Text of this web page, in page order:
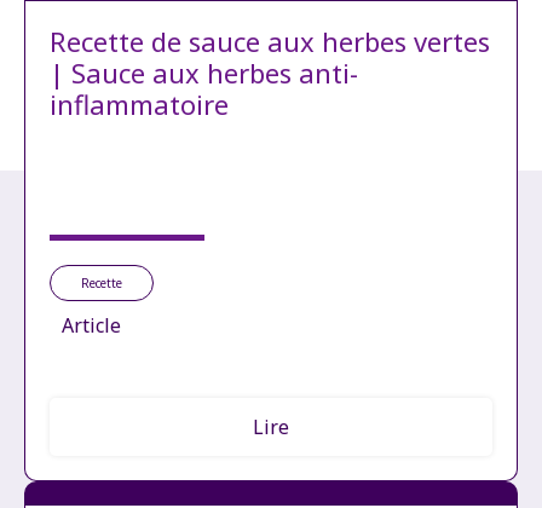
Recette de sauce aux herbes vertes
| Sauce aux herbes anti-
inflammatoire
Recette
Article
Lire